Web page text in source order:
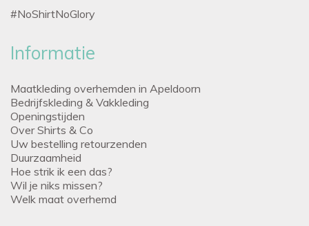
#NoShirtNoGlory
Informatie
Maatkleding overhemden in Apeldoorn
Bedrijfskleding & Vakkleding
Openingstijden
Over Shirts & Co
Uw bestelling retourzenden
Duurzaamheid
Hoe strik ik een das?
Wil je niks missen?
Welk maat overhemd